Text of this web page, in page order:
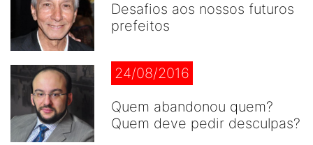
Desafios aos nossos futuros
prefeitos
24/08/2016
Quem abandonou quem?
Quem deve pedir desculpas?